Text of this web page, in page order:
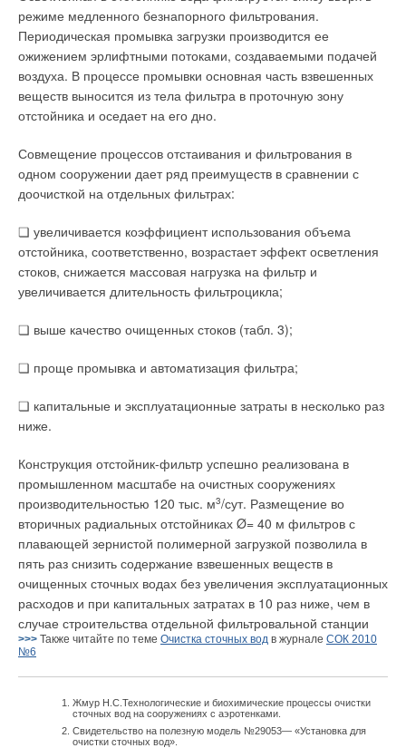
режиме медленного безнапорного фильтрования.
Периодическая промывка загрузки производится ее
ожижением эрлифтными потоками, создаваемыми подачей
воздуха. В процессе промывки основная часть взвешенных
веществ выносится из тела фильтра в проточную зону
отстойника и оседает на его дно.
Совмещение процессов отстаивания и фильтрования в
одном сооружении дает ряд преимуществ в сравнении с
доочисткой на отдельных фильтрах:
❏ увеличивается коэффициент использования объема
отстойника, соответственно, возрастает эффект осветления
стоков, снижается массовая нагрузка на фильтр и
увеличивается длительность фильтроцикла;
❏ выше качество очищенных стоков (табл. 3);
❏ проще промывка и автоматизация фильтра;
❏ капитальные и эксплуатационные затраты в несколько раз
ниже.
Конструкция отстойник-фильтр успешно реализована в
промышленном масштабе на очистных сооружениях
производительностью 120 тыс. м3/сут. Размещение во
вторичных радиальных отстойниках Ø= 40 м фильтров с
плавающей зернистой полимерной загрузкой позволила в
пять раз снизить содержание взвешенных веществ в
очищенных сточных водах без увеличения эксплуатационных
расходов и при капитальных затратах в 10 раз ниже, чем в
случае строительства отдельной фильтровальной станции
>>> Также читайте по теме Очистка сточных вод в журнале СОК 2010
№6
Жмур Н.С.Технологические и биохимические процессы очистки
сточных вод на сооружениях с аэротенками.
Свидетельство на полезную модель №29053— «Установка для
очистки сточных вод».